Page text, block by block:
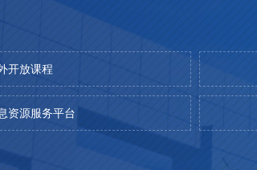
开放课程
资源服务平台